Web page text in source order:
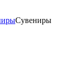
Сувениры